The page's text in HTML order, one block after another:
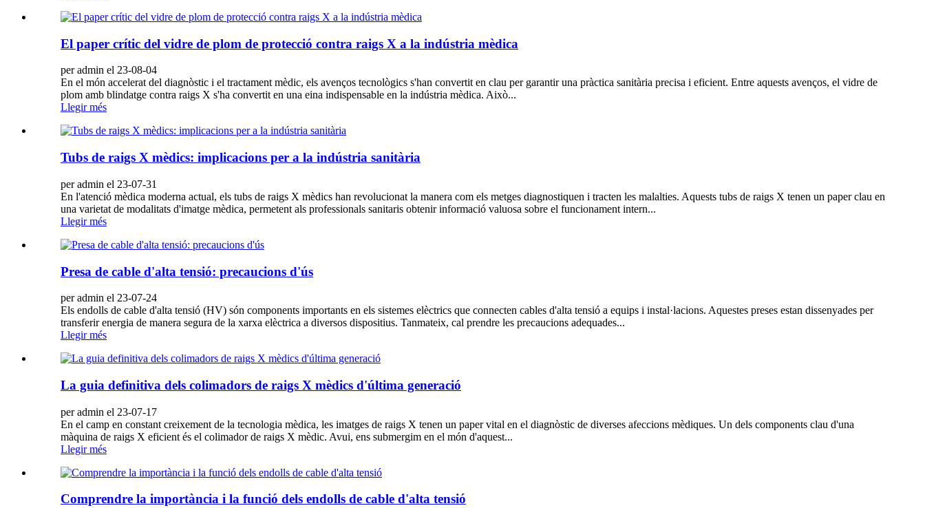
El paper crític del vidre de plom de protecció contra raigs X a la indústria mèdica
per admin el 23-08-04
En el món accelerat del diagnòstic i el tractament mèdic, els avenços tecnològics s'han convertit en clau per garantir una pràctica sanitària precisa i eficient. Entre aquests avenços, el vidre de
plom amb blindatge contra raigs X s'ha convertit en una eina indispensable en la indústria mèdica. Això...
Llegir més
Tubs de raigs X mèdics: implicacions per a la indústria sanitària
per admin el 23-07-31
En l'atenció mèdica moderna actual, els tubs de raigs X mèdics han revolucionat la manera com els metges diagnostiquen i tracten les malalties. Aquests tubs de raigs X tenen un paper clau en
una varietat de modalitats d'imatge mèdica, permetent als professionals sanitaris obtenir informació valuosa sobre el funcionament intern...
Llegir més
Presa de cable d'alta tensió: precaucions d'ús
per admin el 23-07-24
Els endolls de cable d'alta tensió (HV) són components importants en els sistemes elèctrics que connecten cables d'alta tensió a equips i instal·lacions. Aquestes preses estan dissenyades per
transferir energia de manera segura de la xarxa elèctrica a diversos dispositius. Tanmateix, cal prendre les precaucions adequades...
Llegir més
La guia definitiva dels colimadors de raigs X mèdics d'última generació
per admin el 23-07-17
En el camp en constant creixement de la tecnologia mèdica, les imatges de raigs X tenen un paper vital en el diagnòstic de diverses afeccions mèdiques. Un dels components clau d'una
màquina de raigs X eficient és el colimador de raigs X mèdic. Avui, ens submergim en el món d'aquest...
Llegir més
Comprendre la importància i la funció dels endolls de cable d'alta tensió